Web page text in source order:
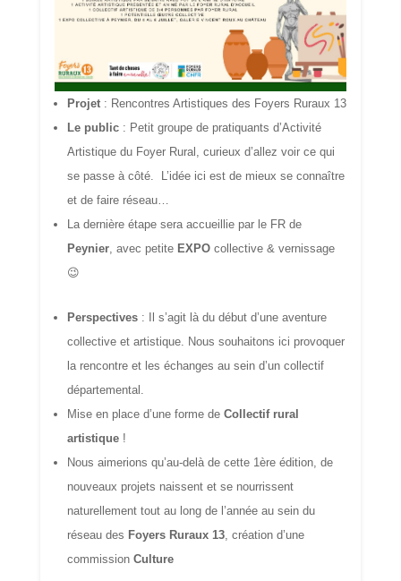
Projet: Rencontres Artistiques des Foyers Ruraux 13
Le public: Petit groupe de pratiquants d’Activité
Artistique du Foyer Rural, curieux d’allez voir ce qui
se passe à côté.
L’idée ici est de mieux se connaître
et de faire réseau…
La dernière étape seraaccueilliepar le FR de
Peynier, avec petite EXPO collective& vernissage
😉
Perspectives: Il s’agit là du début d’une aventure
collective et artistique. Nous souhaitons ici provoquer
larencontre et les échanges au sein d’un collectif
départemental.
M ise en place d’une forme de Collectif rural
artistique!
Nous aimerions qu’au-delà de cette 1ère édition, de
nouveaux projets naissent et se nourrissent
naturellementtout au long de l’année au sein du
réseau des Foyers Ruraux 13, création d’une
commission Culture